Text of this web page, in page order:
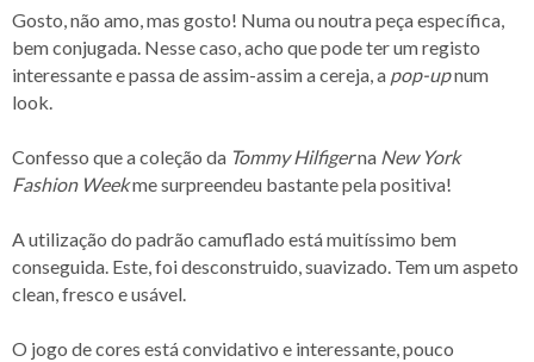
Gosto, não amo, mas gosto! Numa ou noutra peça específica,
bem conjugada. Nesse caso, acho que pode ter um registo
interessante e passa de assim-assim a cereja, a pop-upnum
look.
Confesso que a coleção da Tommy Hilfigerna New York
Fashion Weekme surpreendeu bastante pela positiva!
A utilização do padrão camuflado está muitíssimo bem
conseguida. Este, foi desconstruido, suavizado. Tem um aspeto
clean, fresco e usável.
O jogo de cores está convidativo e interessante, pouco